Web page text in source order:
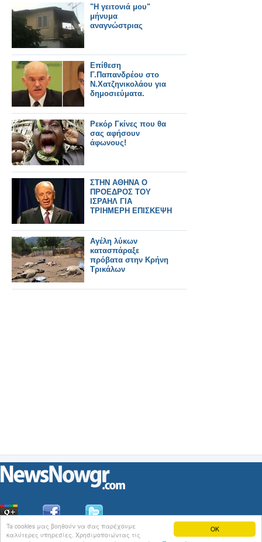
OK
Ta cookies μας βοηθούν να σας παρέχουμε
καλύτερες υπηρεσίες. Χρησιμοποιώντας τις
"Η γειτονιά μου"
μήνυμα
αναγνώστριας
Επίθεση
Γ.Παπανδρέου στο
Ν.Χατζηνικολάου για
δημοσιεύματα.
Ρεκόρ Γκίνες που θα
σας αφήσουν
άφωνους!
ΣΤΗΝ ΑΘΗΝΑ Ο
ΠΡΟΕΔΡΟΣ ΤΟΥ
ΙΣΡΑΗΛ ΓΙΑ
ΤΡΙΗΜΕΡΗ ΕΠΙΣΚΕΨΗ
Αγέλη λύκων
κατασπάραξε
πρόβατα στην Κρήνη
Τρικάλων